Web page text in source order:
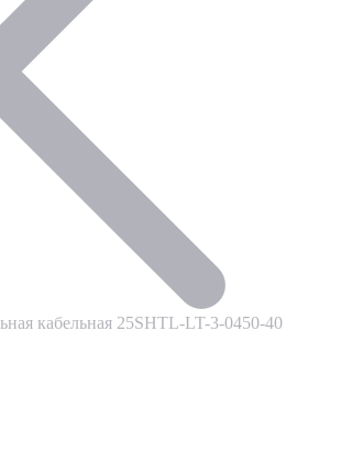
кабельная 25SHTL-LT-3-0450-40